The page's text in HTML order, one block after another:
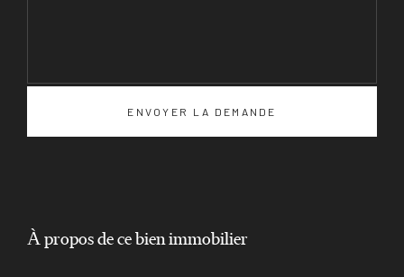
À propos de ce bien immobilier